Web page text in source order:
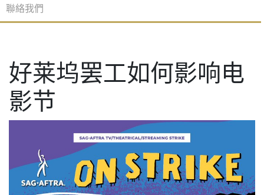
聯絡我們
好莱坞罢工如何影响电
影节